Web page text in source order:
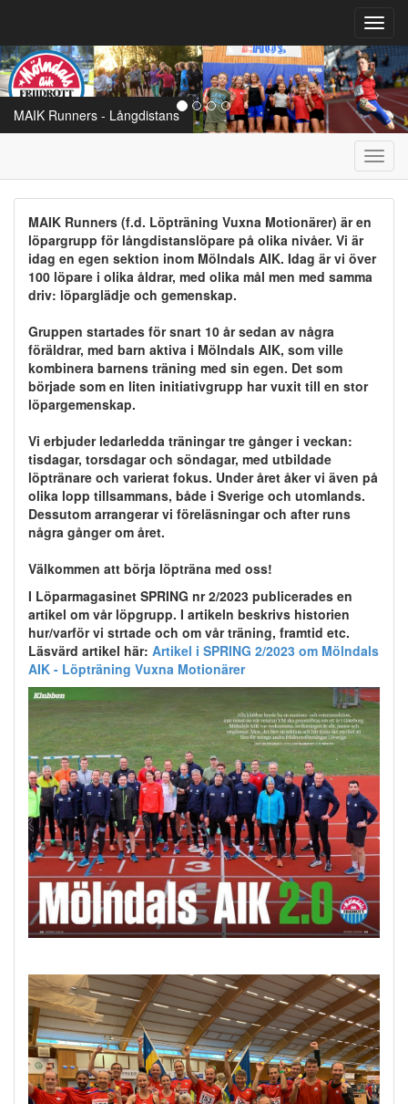
MAIK Runners - Långdistans
MAIK Runners (f.d. Löpträning Vuxna Motionärer) är en
löpargrupp för långdistanslöpare på olika nivåer. Vi är
idag en egen sektion inom Mölndals AIK. Idag är vi över
100 löpare i olika åldrar, med olika mål men med samma
driv: löparglädje och gemenskap.
Gruppen startades för snart 10 år sedan av några
föräldrar, med barn aktiva i Mölndals AIK, som ville
kombinera barnens träning med sin egen. Det som
började som en liten initiativgrupp har vuxit till en stor
löpargemenskap.
Vi erbjuder ledarledda träningar tre gånger i veckan:
tisdagar, torsdagar och söndagar, med utbildade
löptränare och varierat fokus. Under året åker vi även på
olika lopp tillsammans, både i Sverige och utomlands.
Dessutom arrangerar vi föreläsningar och after runs
några gånger om året.
Välkommen att börja löpträna med oss!
I Löparmagasinet SPRING nr 2/2023 publicerades en
artikel om vår löpgrupp. I artikeln beskrivs historien
hur/varför vi strtade och om vår träning, framtid etc.
Läsvärd artikel här: Artikel i SPRING 2/2023 om Mölndals
AIK - Löpträning Vuxna Motionärer